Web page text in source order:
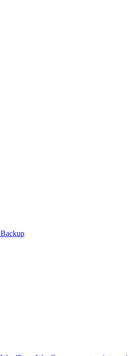
Backup